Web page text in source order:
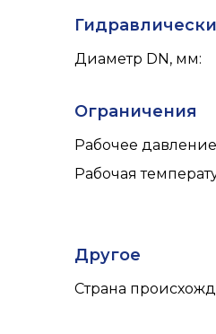
Диаметр DN, мм:
Ограничения
Рабочее
Рабочая
Другое
Страна